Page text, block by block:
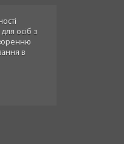
для осіб з
в